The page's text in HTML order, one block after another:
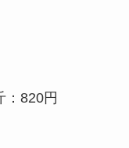
：820円